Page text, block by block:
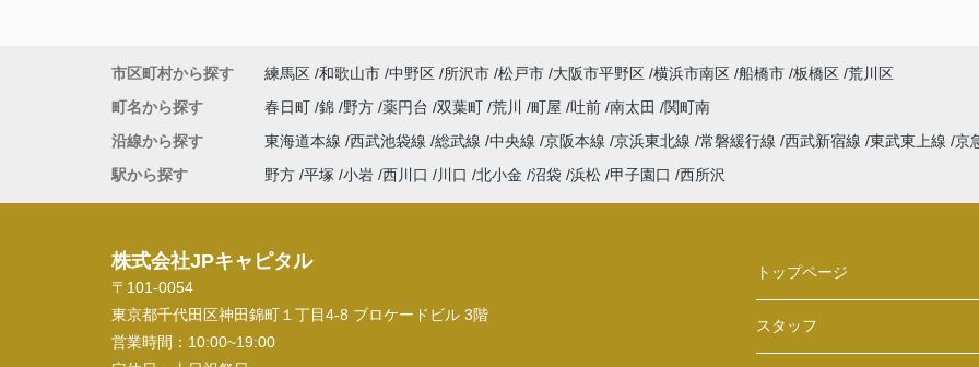
市区町村から探す 練馬区 和歌山市 中野区 所沢市 松戸市 大阪市平野区 横浜市南区 船橋市 板橋区 荒川区
町名から探す
春日町 錦 野方 薬円台 双葉町 荒川 町屋 吐前 南太田
関町南
沿線から探す
東海道本線 西武池袋線 総武線 中央線 京阪本線 京浜東北線 常磐緩行線 西武新宿線 東武東上線 京
駅から探す
野方 平塚 小岩 西川口 川口 北小金 沼袋 浜松 甲子園口 西所沢
株式会社JPキャピタル
〒101-0054
東京都千代田区神田錦町１丁目4-8 ブロケードビル 3階
営業時間： 10:00~19:00
トップページ
スタッフ